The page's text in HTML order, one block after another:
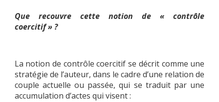
Que recouvre cette notion de « contrôle
coercitif » ?
La notion de contrôle coercitif se décrit comme une
stratégie de l’auteur, dans le cadre d’une relation de
couple actuelle ou passée, qui se traduit par une
accumulation d’actes qui visent :